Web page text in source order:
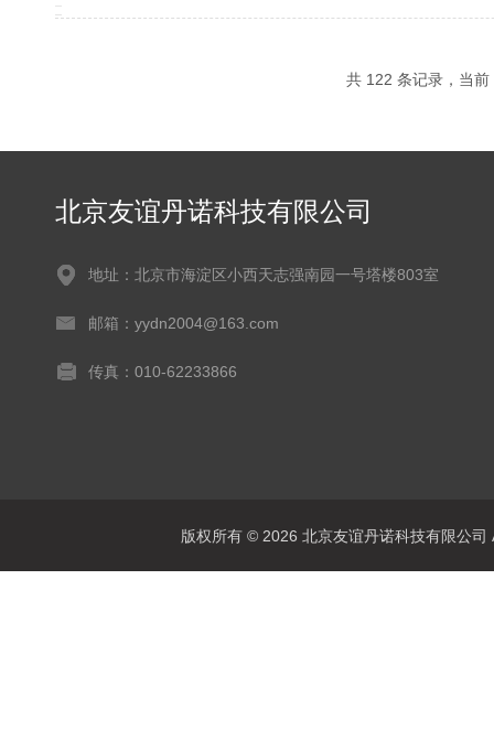
共 122 条记录，当
北京友谊丹诺科技有限公司
地址：北京市海淀区小西天志强南园一号塔楼803室
邮箱：yydn2004@163.com
传真：010-62233866
版权所有 © 2026 北京友谊丹诺科技有限